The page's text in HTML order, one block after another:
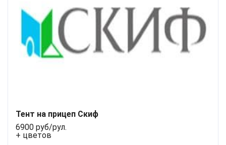
Тент на прицеп Скиф
6900 руб/рул.
+ цветов